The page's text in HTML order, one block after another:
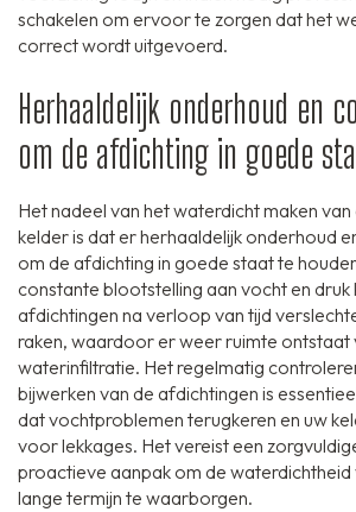
schakelen om ervoor te zorgen dat het
correct wordt uitgevoerd.
Herhaaldelijk onderhoud en
om de afdichting in goede
Het nadeel van het waterdicht maken
kelder is dat er herhaaldelijk onderhoud
om de afdichting in goede staat te
constante blootstelling aan vocht en druk
afdichtingen na verloop van tijd
raken, waardoor er weer ruimte
waterinfiltratie. Het regelmatig
bijwerken van de afdichtingen is
dat vochtproblemen terugkeren en uw
voor lekkages. Het vereist een
proactieve aanpak om de
lange termijn te waarborgen.